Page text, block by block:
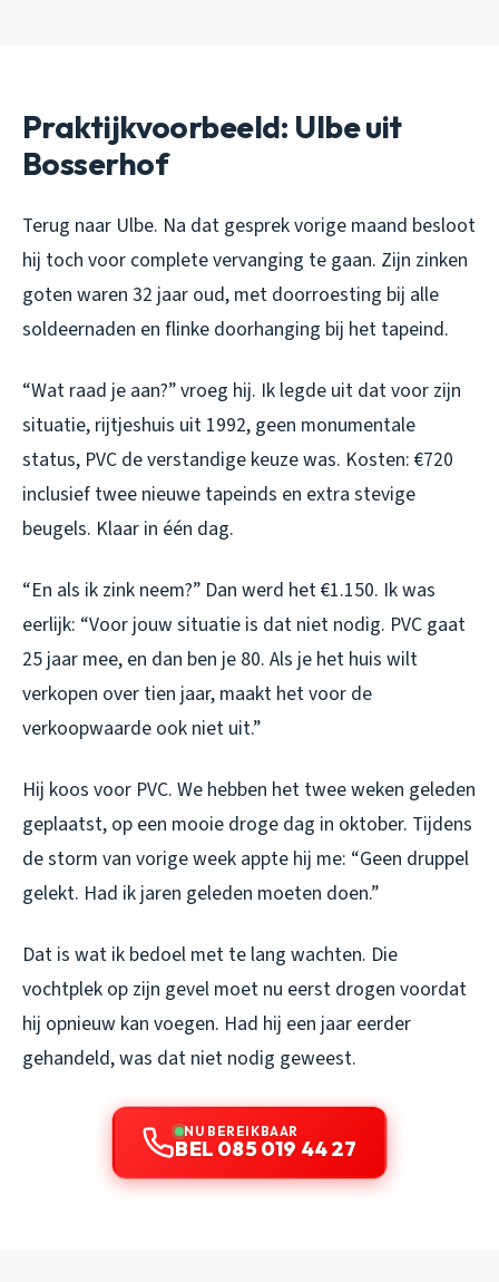
Praktijkvoorbeeld: Ulbe uit
Bosserhof
Terug naar Ulbe. Na dat gesprek vorige maand besloot
hij toch voor complete vervanging te gaan. Zijn zinken
goten waren 32 jaar oud, met doorroesting bij alle
soldeernaden en flinke doorhanging bij het tapeind.
“Wat raad je aan?” vroeg hij. Ik legde uit dat voor zijn
situatie, rijtjeshuis uit 1992, geen monumentale
status, PVC de verstandige keuze was. Kosten: €720
inclusief twee nieuwe tapeinds en extra stevige
beugels. Klaar in één dag.
“En als ik zink neem?” Dan werd het €1.150. Ik was
eerlijk: “Voor jouw situatie is dat niet nodig. PVC gaat
25 jaar mee, en dan ben je 80. Als je het huis wilt
verkopen over tien jaar, maakt het voor de
verkoopwaarde ook niet uit.”
Hij koos voor PVC. We hebben het twee weken geleden
geplaatst, op een mooie droge dag in oktober. Tijdens
de storm van vorige week appte hij me: “Geen druppel
gelekt. Had ik jaren geleden moeten doen.”
Dat is wat ik bedoel met te lang wachten. Die
vochtplek op zijn gevel moet nu eerst drogen voordat
hij opnieuw kan voegen. Had hij een jaar eerder
gehandeld, was dat niet nodig geweest.
NU BEREIKBAAR
BEL 085 019 44 27